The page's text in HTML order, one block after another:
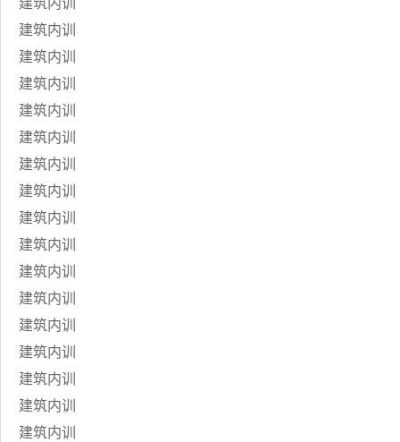
建筑内训
建筑内训
建筑内训
建筑内训
建筑内训
建筑内训
建筑内训
建筑内训
建筑内训
建筑内训
建筑内训
建筑内训
建筑内训
建筑内训
建筑内训
建筑内训
建筑内训